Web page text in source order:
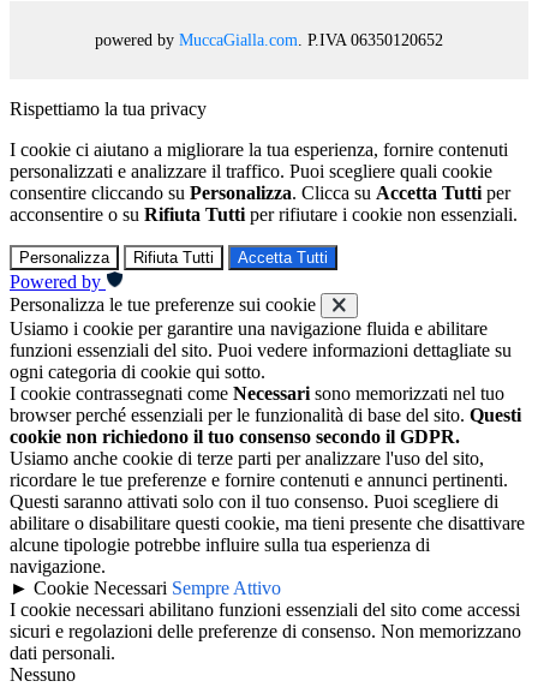
powered by MuccaGialla.com . P.IVA 06350120652
Rispettiamo la tua privacy
I cookie ci aiutano a migliorare la tua esperienza, fornire contenuti
personalizzati e analizzare il traffico. Puoi scegliere quali cookie
consentire cliccando su Personalizza. Clicca su Accetta Tutti per
acconsentire o su Rifiuta Tutti per rifiutare i cookie non essenziali.
Personalizza Rifiuta Tutti Accetta Tutti
Powered by
Personalizza le tue preferenze sui cookie
Usiamo i cookie per garantire una navigazione fluida e abilitare
funzioni essenziali del sito. Puoi vedere informazioni dettagliate su
ogni categoria di cookie qui sotto.
I cookie contrassegnati come Necessari sono memorizzati nel tuo
browser perché essenziali per le funzionalità di base del sito. Questi
cookie non richiedono il tuo consenso secondo il GDPR.
Usiamo anche cookie di terze parti per analizzare l'uso del sito,
ricordare le tue preferenze e fornire contenuti e annunci pertinenti.
Questi saranno attivati solo con il tuo consenso. Puoi scegliere di
abilitare o disabilitare questi cookie, ma tieni presente che disattivare
alcune tipologie potrebbe influire sulla tua esperienza di
navigazione.
► Cookie Necessari Sempre Attivo
I cookie necessari abilitano funzioni essenziali del sito come accessi
sicuri e regolazioni delle preferenze di consenso. Non memorizzano
dati personali.
Nessuno